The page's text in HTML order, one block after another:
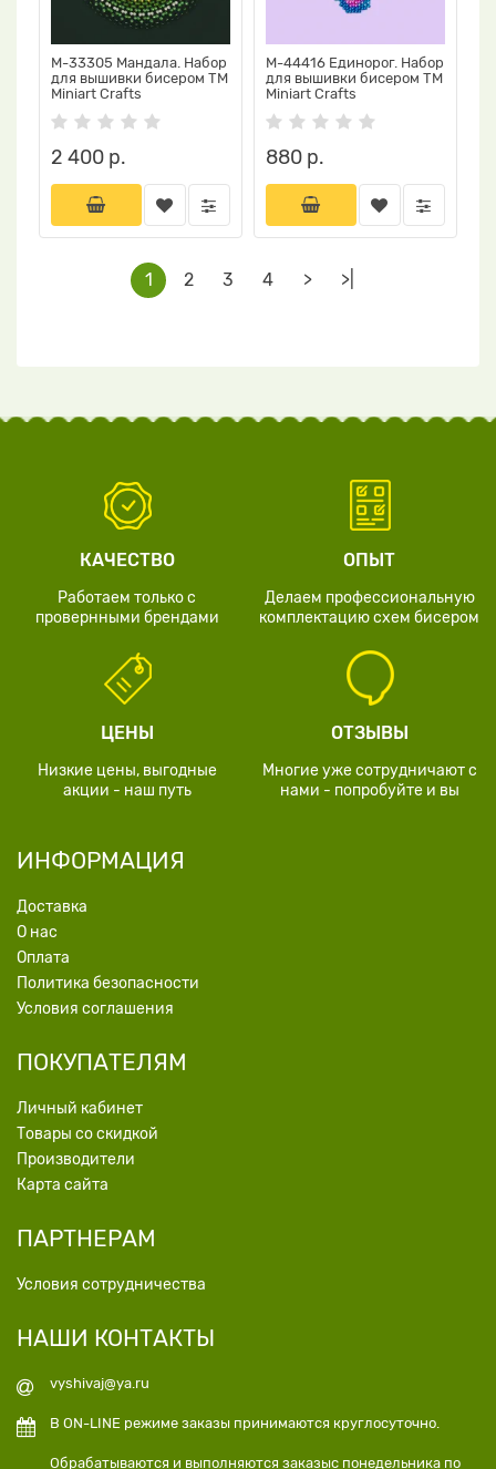
М-33305 Мандала. Набор
для вышивки бисером ТМ
Miniart Crafts
2 400 р.
М-44416 Единорог. Набор
для вышивки бисером ТМ
Miniart Crafts
880 р.
1 2 3 4 > >|
КАЧЕСТВО
Работаем только с
провернными брендами
ОПЫТ
Делаем профессиональную
комплектацию схем бисером
ЦЕНЫ
Низкие цены, выгодные
акции - наш путь
ОТЗЫВЫ
Многие уже сотрудничают с
нами - попробуйте и вы
ИНФОРМАЦИЯ
Доставка
О нас
Оплата
Политика безопасности
Условия соглашения
ПОКУПАТЕЛЯМ
Личный кабинет
Товары со скидкой
Производители
Карта сайта
ПАРТНЕРАМ
Условия сотрудничества
НАШИ КОНТАКТЫ
vyshivaj@ya.ru
В ON-LINE режиме заказы принимаются круглосуточно.
Обрабатываются и выполняются заказыс понедельника по